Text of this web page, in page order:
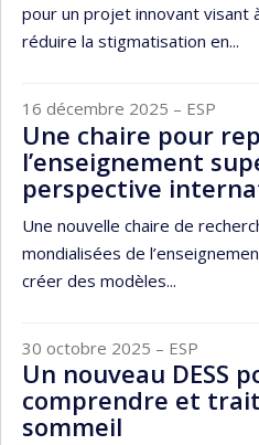
pour un projet innovant visant
réduire la stigmatisation en...
16 décembre 2025 – ESP
Une chaire pour
l’enseignement
perspective
Une nouvelle chaire de
mondialisées de
créer des modèles...
30 octobre 2025 – ESP
Un nouveau DESS
comprendre et
sommeil